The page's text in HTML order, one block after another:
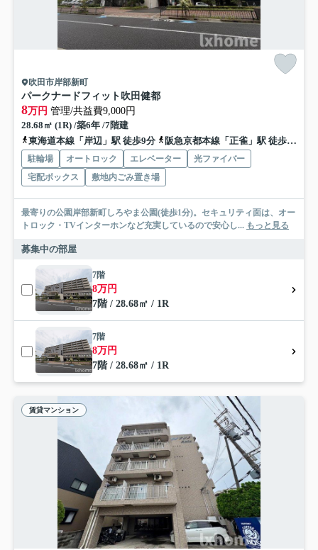
吹田市岸部新町
パークナードフィット吹田健都
8万円 管理/共益費9,000円
28.68㎡ (1R) /築6年 /7階建
東海道本線「岸辺」駅 徒歩9分
阪急京都本線「正雀」駅 徒歩18分
駐輪場 オートロック エレベーター
光ファイバー
宅配ボックス
敷地内ごみ置き場
最寄りの公園岸部新町しろやま公園(徒歩1分)。セキュリティ面は、オー
トロック・TVインターホンなど充実しているので安心し... もっと見る
募集中の部屋
7階
8万円
7階 / 28.68㎡ / 1R
7階
8万円
7階 / 28.68㎡ / 1R
賃貸マンション